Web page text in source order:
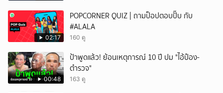
02:17
POPCORNER QUIZ | ถามป็อปตอบปั๊บ กับ
#ALALA
160 ดู
00:48
ป้าพูดแล้ว! ย้อนเหตุการณ์ 10 ปี ปม "ไอ้ป๋อง-
ตำรวจ"
163 ดู
ยกเลิก